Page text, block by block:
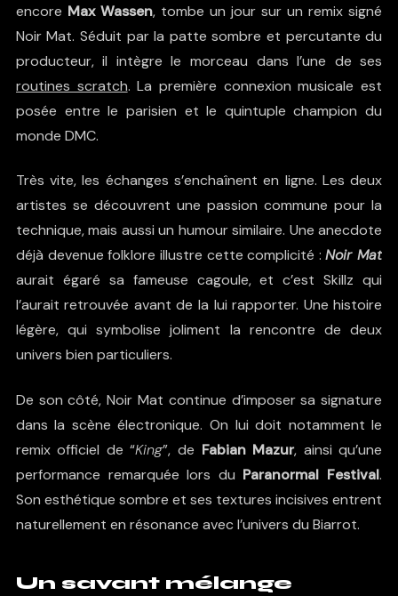
encore Max Wassen, tombe un jour sur un remix signé
Noir Mat. Séduit par la patte sombre et percutante du
producteur, il intègre le morceau dans l’une de ses
routines scratch. La première connexion musicale est
posée entre le parisien et le quintuple champion du
monde DMC.
Très vite, les échanges s’enchaînent en ligne. Les deux
artistes se découvrent une passion commune pour la
technique, mais aussi un humour similaire. Une anecdote
déjà devenue folklore illustre cette complicité :Noir Mat
aurait égaré sa fameuse cagoule, et c’est Skillz qui
l’aurait retrouvée avant de la lui rapporter. Une histoire
légère, qui symbolise joliment la rencontre de deux
univers bien particuliers.
De son côté, Noir Mat continue d’imposer sa signature
dans la scène électronique. On lui doit notamment le
remix officiel de “King”, de Fabian Mazur, ainsi qu’une
performance remarquée lors du Paranormal Festival.
Son esthétique sombre et ses textures incisives entrent
naturellement en résonance avec l’univers du Biarrot.
Un savant mélange